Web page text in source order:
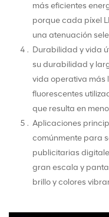
más eficientes
porque cada píxel
una atenuación
Durabilidad y vida
su durabilidad y
vida operativa más
fluorescentes
que resulta en
Aplicaciones
comúnmente para
publicitarias
gran escala y
brillo y colores